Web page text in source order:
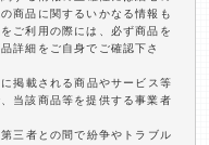
商品に関するいかなる情報も
ご利用の際には、必ず商品を
詳細をご自身でご確認下さ
掲載される商品やサービス等
当該商品等を提供する事業者
三者との間で紛争やトラブル